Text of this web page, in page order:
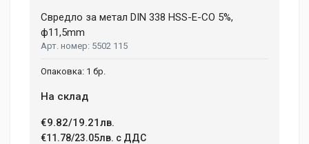
Свредло за метал DIN 338 HSS-E-CO 5%,
ф11,5mm
5502 115
1 бр.
На склад
€9.82/19.21лв.
€11.78/23.05лв. с ДДС